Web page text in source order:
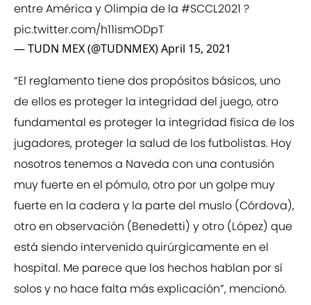
entre América y Olimpia de la #SCCL2021 ?
pic.twitter.com/h11ismODpT
— TUDN MEX (@TUDNMEX)April 15, 2021
“El reglamento tiene dos propósitos básicos, uno
de ellos es proteger la integridad del juego, otro
fundamental es proteger la integridad física de los
jugadores, proteger la salud de los futbolistas. Hoy
nosotros tenemos a Naveda con una contusión
muy fuerte en el pómulo, otro por un golpe muy
fuerte en la cadera y la parte del muslo (Córdova),
otro en observación (Benedetti) y otro (López) que
está siendo intervenido quirúrgicamente en el
hospital. Me parece que los hechos hablan por sí
solos y no hace falta más explicación”, mencionó.